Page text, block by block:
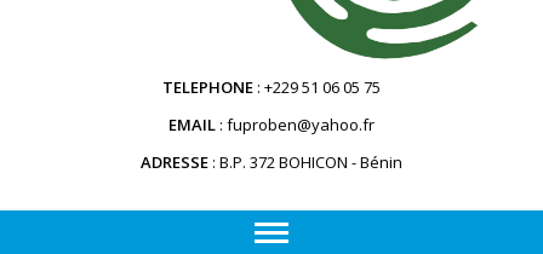
TELEPHONE +229 51 06 05 75
EMAIL fuproben@yahoo.fr
ADRESSE B.P. 372 BOHICON - Bénin